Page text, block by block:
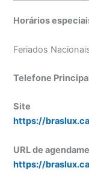
Horários
Feriados
Telefone
Site
https://
URL de
https://